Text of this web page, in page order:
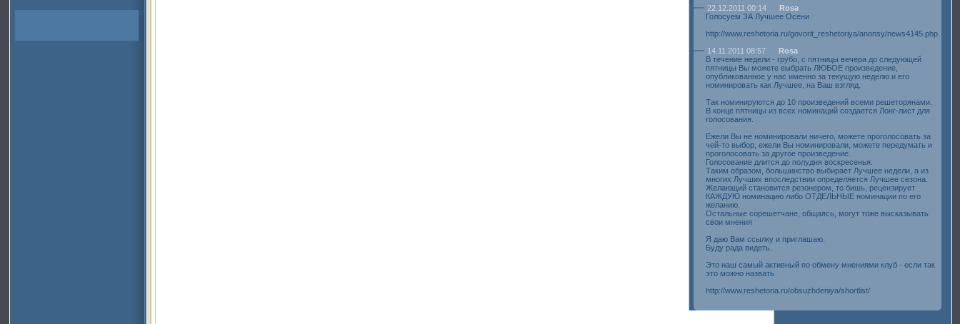
22.12.2011 00:14
Rosa
Голосуем ЗА Лучшее Осени
http://www.reshetoria.ru/govorit_reshetoriya/anonsy/news4145.php
14.11.2011 08:57
Rosa
В течение недели - грубо, с пятницы вечера до следующей
пятницы Вы можете выбрать ЛЮБОЕ произведение,
опубликованное у нас именно за текущую неделю и его
номинировать как Лучшее, на Ваш взгляд.
Так номинируются до 10 произведений всеми решеторянами.
В конце пятницы из всех номинаций создается Лонг-лист для
голосования.
Ежели Вы не номинировали ничего, можете проголосовать за
чей-то выбор, ежели Вы номинировали, можете передумать и
проголосовать за другое произведение.
Голосование длится до полудня воскресенья.
Таким образом, большинство выбирает Лучшее недели, а из
многих Лучших впоследствии определяется Лучшее сезона.
Желающий становится резонером, то бишь, рецензирует
КАЖДУЮ номинацию либо ОТДЕЛЬНЫЕ номинации по его
желанию.
Остальные сорешетчане, общаясь, могут тоже высказывать
свои мнения
Я даю Вам ссылку и приглашаю.
Буду рада видеть.
Это наш самый активный по обмену мнениями клуб - если так
это можно назвать
http://www.reshetoria.ru/obsuzhdeniya/shortlist/